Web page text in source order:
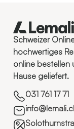
Schweizer
hochwertiges
online bestellen
Hause geliefert.
031 761 17 71